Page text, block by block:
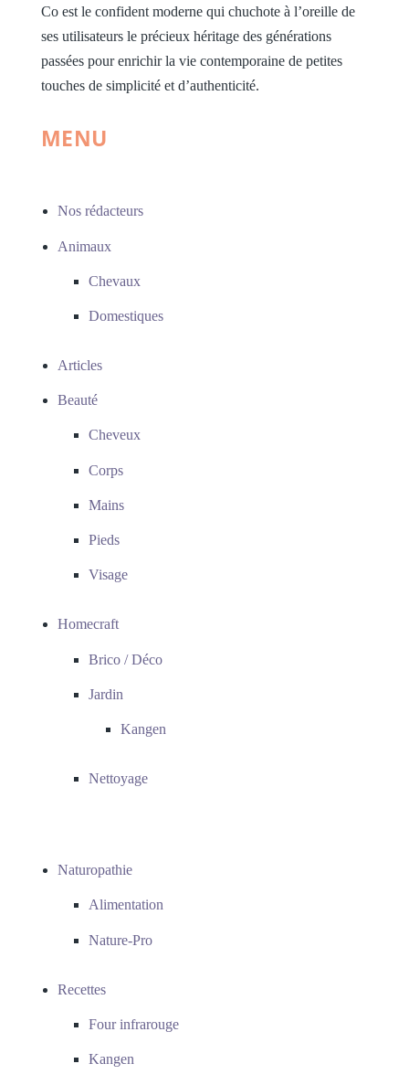
Co est le confident moderne qui chuchote à l’oreille de
ses utilisateurs le précieux héritage des générations
passées pour enrichir la vie contemporaine de petites
touches de simplicité et d’authenticité.
MENU
Nos rédacteurs
Animaux
Chevaux
Domestiques
Articles
Beauté
Cheveux
Corps
Mains
Pieds
Visage
Homecraft
Brico / Déco
Jardin
Kangen
Nettoyage
Naturopathie
Alimentation
Nature-Pro
Recettes
Four infrarouge
Kangen